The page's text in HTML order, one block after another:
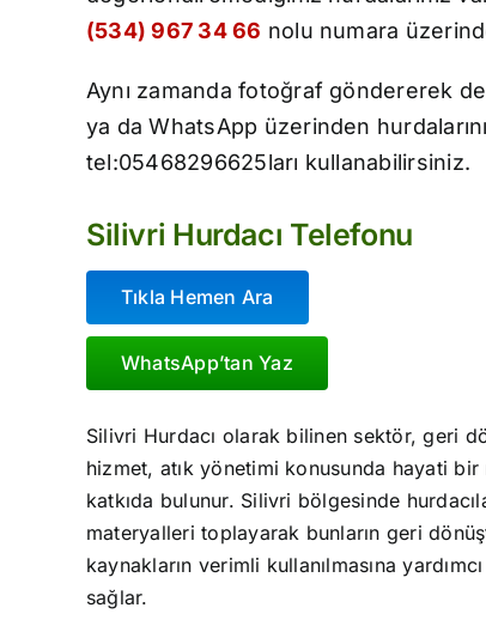
(534) 967 34 66 nolu numara
Aynı zamanda fotoğraf göndererek
ya da WhatsApp üzerinden
tel:05468296625ları kullanabilirsiniz.
Silivri Hurdacı Telefonu
Tıkla Hemen Ara
WhatsApp’tan Yaz
Silivri Hurdacı olarak bilinen sektör, geri
hizmet, atık yönetimi konusunda hayati bir
katkıda bulunur. Silivri bölgesinde
materyalleri toplayarak bunların geri
kaynakların verimli kullanılmasına
sağlar.